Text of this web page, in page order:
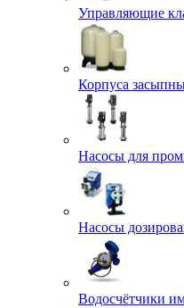
Управляющие
Корпуса
Насосы для
Насосы
Водосчётчики